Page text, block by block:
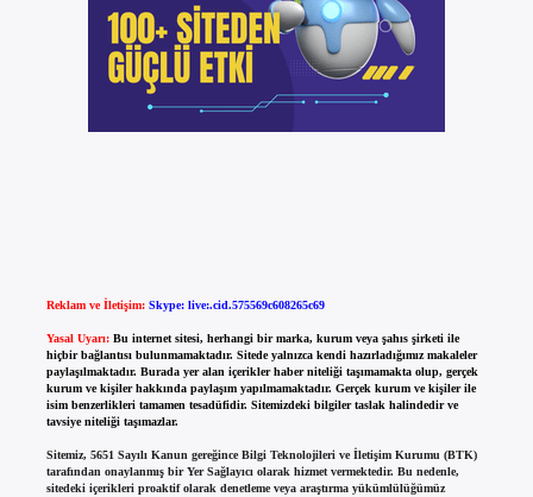
Reklam ve İletişim: Skype: live:.cid.575569c608265c69
Yasal Uyarı: Bu internet sitesi, herhangi bir marka, kurum veya şahıs şirketi ile
hiçbir bağlantısı bulunmamaktadır. Sitede yalnızca kendi hazırladığımız makaleler
paylaşılmaktadır. Burada yer alan içerikler haber niteliği taşımamakta olup, gerçek
kurum ve kişiler hakkında paylaşım yapılmamaktadır. Gerçek kurum ve kişiler ile
isim benzerlikleri tamamen tesadüfidir. Sitemizdeki bilgiler taslak halindedir ve
tavsiye niteliği taşımazlar.
Sitemiz, 5651 Sayılı Kanun gereğince Bilgi Teknolojileri ve İletişim Kurumu (BTK)
tarafından onaylanmış bir Yer Sağlayıcı olarak hizmet vermektedir. Bu nedenle,
sitedeki içerikleri proaktif olarak denetleme veya araştırma yükümlülüğümüz